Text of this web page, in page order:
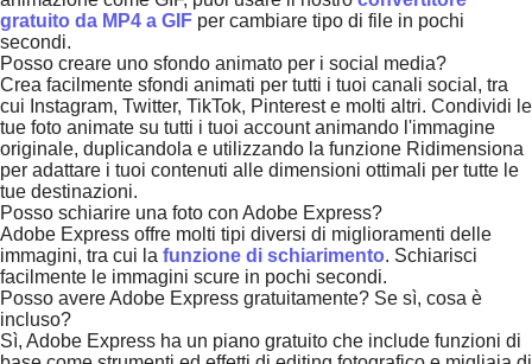
gratuito da MP4 a GIF per cambiare tipo di file in pochi
secondi.
Posso creare uno sfondo animato per i social media?
Crea facilmente sfondi animati per tutti i tuoi canali social, tra
cui Instagram, Twitter, TikTok, Pinterest e molti altri. Condividi le
tue foto animate su tutti i tuoi account animando l'immagine
originale, duplicandola e utilizzando la funzione Ridimensiona
per adattare i tuoi contenuti alle dimensioni ottimali per tutte le
tue destinazioni.
Posso schiarire una foto con Adobe Express?
Adobe Express offre molti tipi diversi di miglioramenti delle
immagini, tra cui la funzione di schiarimento. Schiarisci
facilmente le immagini scure in pochi secondi.
Posso avere Adobe Express gratuitamente? Se sì, cosa è
incluso?
Sì, Adobe Express ha un piano gratuito che include funzioni di